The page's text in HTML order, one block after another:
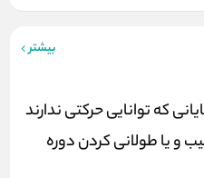
بیشتر
که توانایی حرکتی ندارند
و یا طولانی کردن دوره